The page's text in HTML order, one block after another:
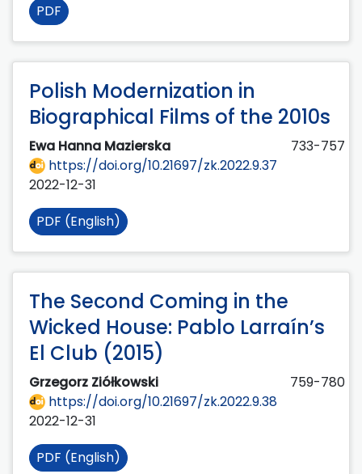
PDF
Polish Modernization in
Biographical Films of the 2010s
Ewa Hanna Mazierska
733-757
https://doi.org/10.21697/zk.2022.9.37
2022-12-31
PDF (English)
The Second Coming in the
Wicked House: Pablo Larraín’s
El Club (2015)
Grzegorz Ziółkowski
759-780
https://doi.org/10.21697/zk.2022.9.38
2022-12-31
PDF (English)